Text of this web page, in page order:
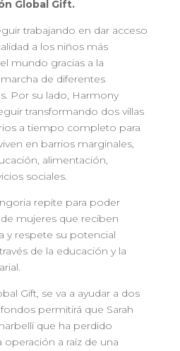
Global Gift.
trabajando en dar acceso
a los niños más
mundo gracias a la
de diferentes
Por su lado, Harmony
transformando dos villas
a tiempo completo para
en barrios marginales,
alimentación,
sociales.
repite para poder
mujeres que reciben
y respete su potencial
de la educación y la
Gift, se va a ayudar a dos
permitirá que Sarah
que ha perdido
operación a raíz de una